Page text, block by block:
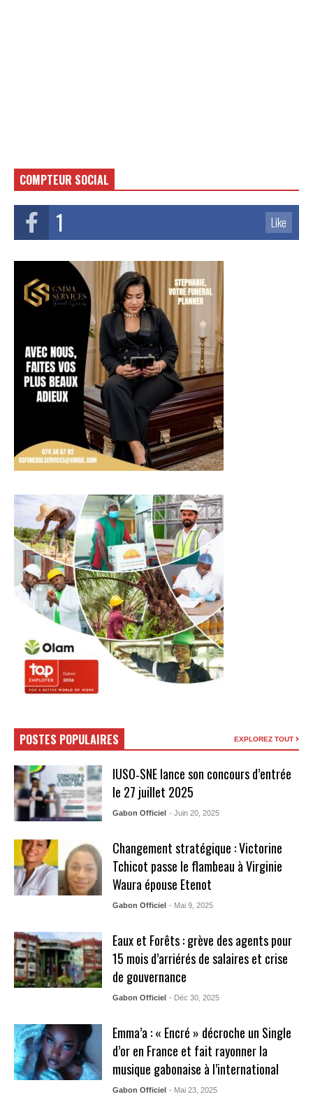
COMPTEUR SOCIAL
1 Like
POSTES POPULAIRES EXPLOREZ TOUT
IUSO‑SNE lance son concours d’entrée
le 27 juillet 2025
Gabon Officiel - Juin 20, 2025
Changement stratégique : Victorine
Tchicot passe le flambeau à Virginie
Waura épouse Etenot
Gabon Officiel - Mai 9, 2025
Eaux et Forêts : grève des agents pour
15 mois d’arriérés de salaires et crise
de gouvernance
Gabon Officiel - Déc 30, 2025
Emma’a : « Encré » décroche un Single
d’or en France et fait rayonner la
musique gabonaise à l’international
Gabon Officiel - Mai 23, 2025